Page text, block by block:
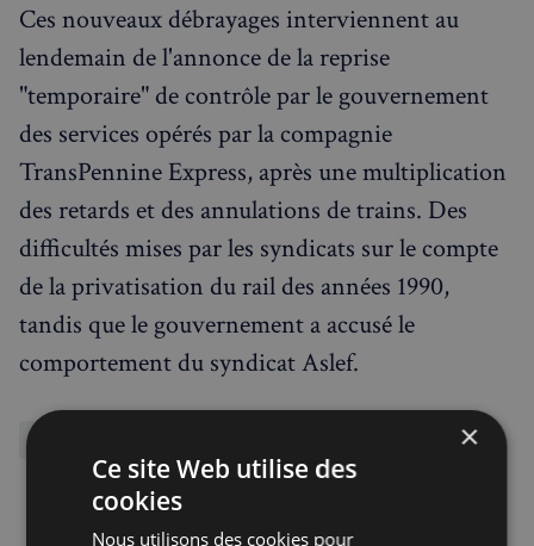
Ces nouveaux débrayages interviennent au
lendemain de l'annonce de la reprise
"temporaire" de contrôle par le gouvernement
des services opérés par la compagnie
TransPennine Express, après une multiplication
des retards et des annulations de trains. Des
difficultés mises par les syndicats sur le compte
de la privatisation du rail des années 1990,
tandis que le gouvernement a accusé le
comportement du syndicat Aslef.
×
Ce site Web utilise des
cookies
Nous utilisons des cookies pour